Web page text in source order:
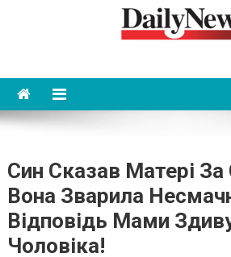
Син Сказав Матері
Вона Зварила
Відповідь Мами
Чоловіка!